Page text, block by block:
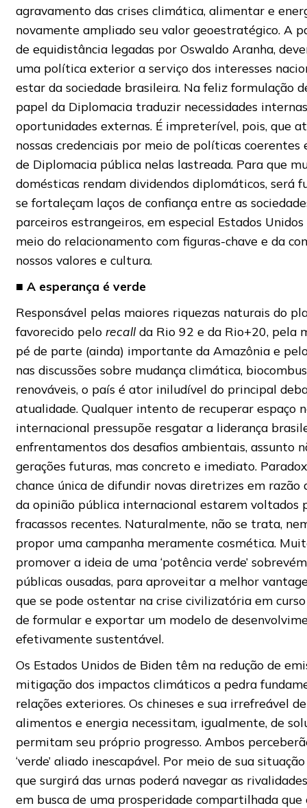
agravamento das crises climática, alimentar e
novamente ampliado seu valor geoestratégico. A
de equidistância legadas por Oswaldo Aranha,
uma política exterior a serviço dos interesses
estar da sociedade brasileira. Na feliz formulação
papel da Diplomacia traduzir necessidades
oportunidades externas. É impreterível, pois, que
nossas credenciais por meio de políticas coerentes
de Diplomacia pública nelas lastreada. Para que
domésticas rendam dividendos diplomáticos, será
se fortaleçam laços de confiança entre as
parceiros estrangeiros, em especial Estados Unidos
meio do relacionamento com figuras-chave e da
nossos valores e cultura.
■ A esperança é verde
Responsável pelas maiores riquezas naturais do
favorecido pelo recallda Rio 92 e da Rio+20, pela
pé de parte (ainda) importante da Amazônia e
nas discussões sobre mudança climática,
renováveis, o país é ator iniludível do principal
atualidade. Qualquer intento de recuperar espaço
internacional pressupõe resgatar a liderança
enfrentamentos dos desafios ambientais, assunto
gerações futuras, mas concreto e imediato.
chance única de difundir novas diretrizes em razão
da opinião pública internacional estarem voltados
fracassos recentes. Naturalmente, não se trata,
propor uma campanha meramente cosmética.
promover a ideia de uma ‘potência verde’
públicas ousadas, para aproveitar a melhor
que se pode ostentar na crise civilizatória em
de formular e exportar um modelo de
efetivamente sustentável.
Os Estados Unidos de Biden têm na redução de
mitigação dos impactos climáticos a pedra
relações exteriores. Os chineses e sua irrefreável
alimentos e energia necessitam, igualmente, de
permitam seu próprio progresso. Ambos
‘verde’ aliado inescapável. Por meio de sua
que surgirá das urnas poderá navegar as
em busca de uma prosperidade compartilhada que